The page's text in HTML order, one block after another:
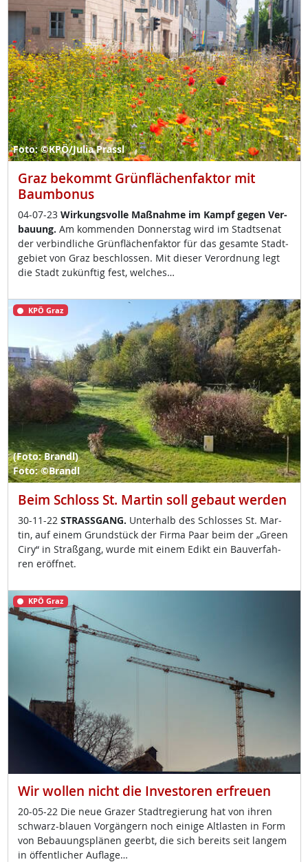
Foto: ©KPÖ/Julia Prassl
Graz bekommt Grünflächenfaktor mit
Baumbonus
04-07-23 Wir­kungs­vol­le Maß­nah­me im Kampf ge­gen Ver­
bau­ung. Am kom­men­den Don­ners­tag wird im Stadt­se­nat
der ver­bind­li­che Grün­flächen­fak­tor für das ge­sam­te Stadt­
ge­biet von Graz be­sch­los­sen. Mit die­ser Ver­ord­nung legt
die Stadt zu­künf­tig fest, wel­ches…
KPÖ Graz
(Foto: Brandl)
Foto: ©Brandl
Beim Schloss St. Martin soll gebaut werden
30-11-22 STRASS­GANG. Un­ter­halb des Sch­los­ses St. Mar­
tin, auf ei­nem Grund­stück der Fir­ma Paar beim der „Gre­en
Ciry“ in Straß­gang, wur­de mit ei­nem Edikt ein Bau­ver­fah­
ren er­öff­net.
KPÖ Graz
Wir wollen nicht die Investoren erfreuen
20-05-22 Die neue Gra­zer Stadt­re­gie­rung hat von ih­ren
schwarz-blau­en Vor­gän­gern noch ei­ni­ge Alt­las­ten in Form
von Be­bau­ungs­plä­nen ge­erbt, die sich be­reits seit lan­gem
in öf­f­ent­li­cher Aufla­ge…